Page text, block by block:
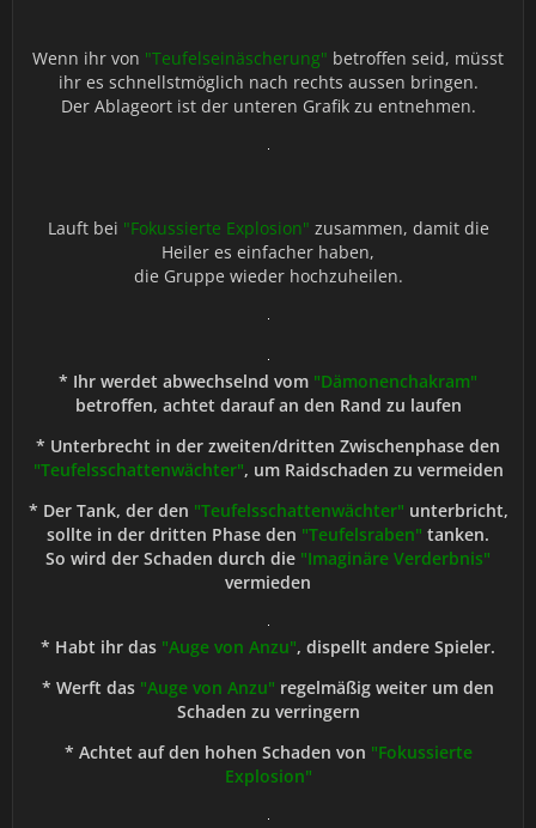
Wenn ihr von "Teufelseinäscherung" betroffen seid, müsst
ihr es schnellstmöglich nach rechts aussen bringen.
Der Ablageort ist der unteren Grafik zu entnehmen.
Lauft bei "Fokussierte Explosion" zusammen, damit die
Heiler es einfacher haben,
die Gruppe wieder hochzuheilen.
* Ihr werdet abwechselnd vom "Dämonenchakram"
betroffen, achtet darauf an den Rand zu laufen
* Unterbrecht in der zweiten/dritten Zwischenphase den
"Teufelsschattenwächter", um Raidschaden zu vermeiden
* Der Tank, der den "Teufelsschattenwächter" unterbricht,
sollte in der dritten Phase den "Teufelsraben" tanken.
So wird der Schaden durch die "Imaginäre Verderbnis"
vermieden
* Habt ihr das "Auge von Anzu", dispellt andere Spieler.
* Werft das "Auge von Anzu" regelmäßig weiter um den
Schaden zu verringern
* Achtet auf den hohen Schaden von "Fokussierte
Explosion"